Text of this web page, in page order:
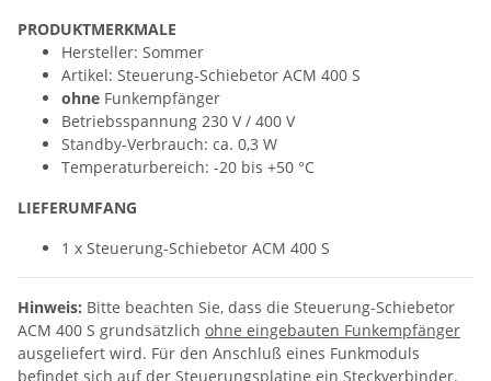
PRODUKTMERKMALE
Hersteller: Sommer
Artikel: Steuerung-Schiebetor ACM 400 S
ohne Funkempfänger
Betriebsspannung 230 V / 400 V
Standby-Verbrauch: ca. 0,3 W
Temperaturbereich: -20 bis +50 °C
LIEFERUMFANG
1 x Steuerung-Schiebetor ACM 400 S
Hinweis: Bitte beachten Sie, dass die Steuerung-Schiebetor
ACM 400 S grundsätzlich ohne eingebauten Funkempfänger
ausgeliefert wird. Für den Anschluß eines Funkmoduls
befindet sich auf der Steuerungsplatine ein Steckverbinder.